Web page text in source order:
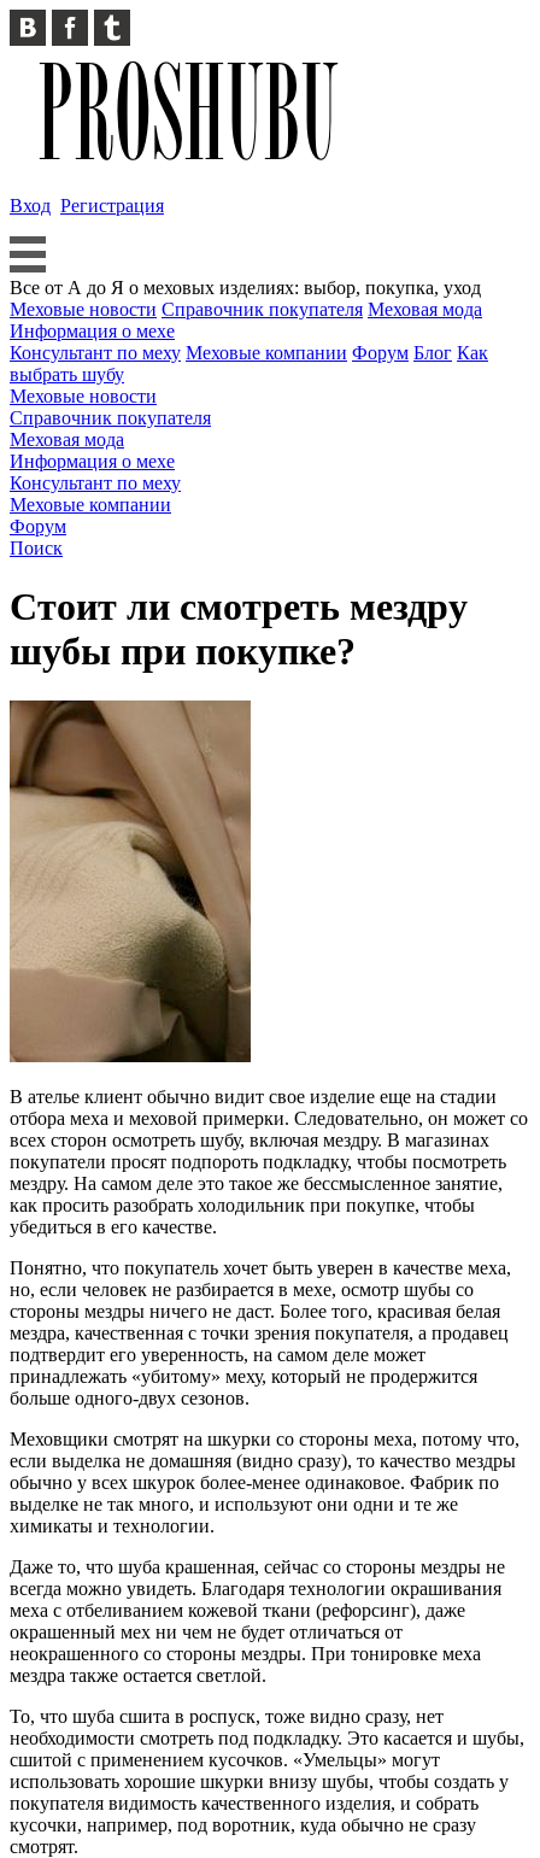
Вход Регистрация
Все от А до Я о меховых изделиях: выбор, покупка, уход
Меховые новости Справочник покупателя Меховая мода
Информация о мехе
Консультант по меху Меховые компании Форум Блог Как
выбрать шубу
Меховые новости
Справочник покупателя
Меховая мода
Информация о мехе
Консультант по меху
Меховые компании
Форум
Поиск
Стоит ли смотреть мездру
шубы при покупке?
В ателье клиент обычно видит свое изделие еще на стадии
отбора меха и меховой примерки. Следовательно, он может со
всех сторон осмотреть шубу, включая мездру. В магазинах
покупатели просят подпороть подкладку, чтобы посмотреть
мездру. На самом деле это такое же бессмысленное занятие,
как просить разобрать холодильник при покупке, чтобы
убедиться в его качестве.
Понятно, что покупатель хочет быть уверен в качестве меха,
но, если человек не разбирается в мехе, осмотр шубы со
стороны мездры ничего не даст. Более того, красивая белая
мездра, качественная с точки зрения покупателя, а продавец
подтвердит его уверенность, на самом деле может
принадлежать «убитому» меху, который не продержится
больше одного-двух сезонов.
Меховщики смотрят на шкурки со стороны меха, потому что,
если выделка не домашняя (видно сразу), то качество мездры
обычно у всех шкурок более-менее одинаковое. Фабрик по
выделке не так много, и используют они одни и те же
химикаты и технологии.
Даже то, что шуба крашенная, сейчас со стороны мездры не
всегда можно увидеть. Благодаря технологии окрашивания
меха с отбеливанием кожевой ткани (рефорсинг), даже
окрашенный мех ни чем не будет отличаться от
неокрашенного со стороны мездры. При тонировке меха
мездра также остается светлой.
То, что шуба сшита в роспуск, тоже видно сразу, нет
необходимости смотреть под подкладку. Это касается и шубы,
сшитой с применением кусочков. «Умельцы» могут
использовать хорошие шкурки внизу шубы, чтобы создать у
покупателя видимость качественного изделия, и собрать
кусочки, например, под воротник, куда обычно не сразу
смотрят.